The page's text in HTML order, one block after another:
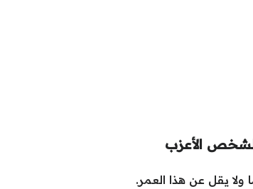
الأعزب